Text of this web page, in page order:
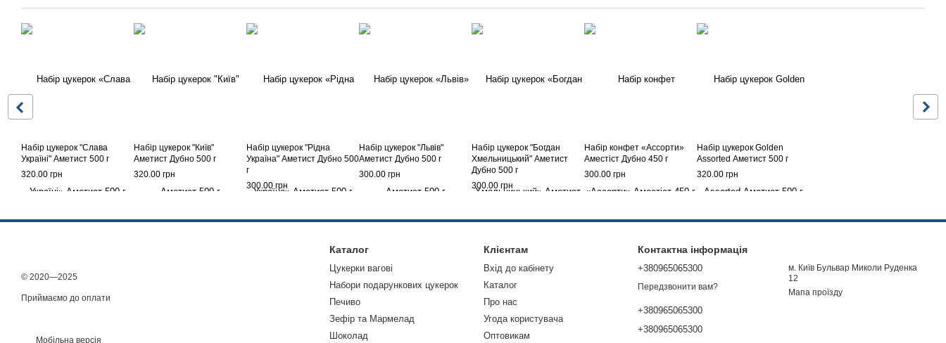
Набір цукерок "Слава
Україні" Аметист 500 г
320.00 грн
Набір цукерок "Київ"
Аметист Дубно 500 г
320.00 грн
Набір цукерок "Рідна
Україна" Аметист Дубно 500
г
300.00 грн
Набір цукерок "Львів"
Аметист Дубно 500 г
300.00 грн
Набір цукерок "Богдан
Хмельницький" Аметист
Дубно 500 г
300.00 грн
Набір конфет «Ассорти»
Аместіст Дубно 450 г
300.00 грн
Набір цукерок Golden
Assorted Аметист 500 г
320.00 грн
© 2020—2025
Приймаємо до оплати
Мобільна версія
Каталог
Цукерки вагові
Набори подарункових цукерок
Печиво
Зефір та Мармелад
Шоколад
Клієнтам
Вхід до кабінету
Каталог
Про нас
Угода користувача
Оптовикам
Контактна інформація
+380965065300
Передзвонити вам?
+380965065300
+380965065300
м. Київ Бульвар Миколи Руденка
12
Мапа проїзду